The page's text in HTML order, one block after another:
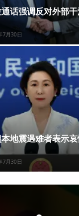
话强调反对外部
7月30日
地震遇难者表示哀
7月30日